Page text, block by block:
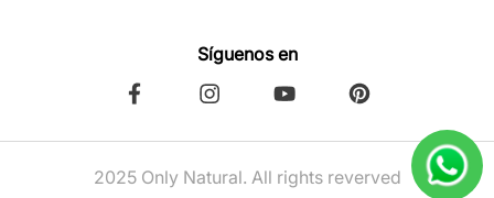
Síguenos en
2025 Only Natural. All rights reverved